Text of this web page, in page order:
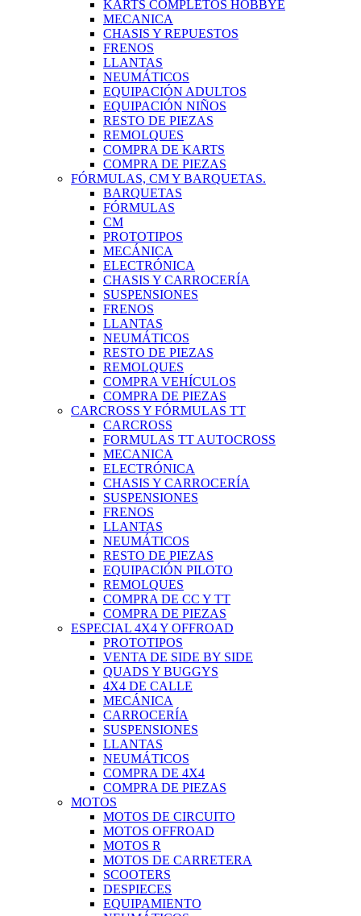
KARTS COMPLETOS HOBBYE
MECANICA
CHASIS Y REPUESTOS
FRENOS
LLANTAS
NEUMÁTICOS
EQUIPACIÓN ADULTOS
EQUIPACIÓN NIÑOS
RESTO DE PIEZAS
REMOLQUES
COMPRA DE KARTS
COMPRA DE PIEZAS
FÓRMULAS, CM Y BARQUETAS.
BARQUETAS
FÓRMULAS
CM
PROTOTIPOS
MECÁNICA
ELECTRÓNICA
CHASIS Y CARROCERÍA
SUSPENSIONES
FRENOS
LLANTAS
NEUMÁTICOS
RESTO DE PIEZAS
REMOLQUES
COMPRA VEHÍCULOS
COMPRA DE PIEZAS
CARCROSS Y FÓRMULAS TT
CARCROSS
FORMULAS TT AUTOCROSS
MECANICA
ELECTRÓNICA
CHASIS Y CARROCERÍA
SUSPENSIONES
FRENOS
LLANTAS
NEUMÁTICOS
RESTO DE PIEZAS
EQUIPACIÓN PILOTO
REMOLQUES
COMPRA DE CC Y TT
COMPRA DE PIEZAS
ESPECIAL 4X4 Y OFFROAD
PROTOTIPOS
VENTA DE SIDE BY SIDE
QUADS Y BUGGYS
4X4 DE CALLE
MECÁNICA
CARROCERÍA
SUSPENSIONES
LLANTAS
NEUMÁTICOS
COMPRA DE 4X4
COMPRA DE PIEZAS
MOTOS
MOTOS DE CIRCUITO
MOTOS OFFROAD
MOTOS R
MOTOS DE CARRETERA
SCOOTERS
DESPIECES
EQUIPAMIENTO